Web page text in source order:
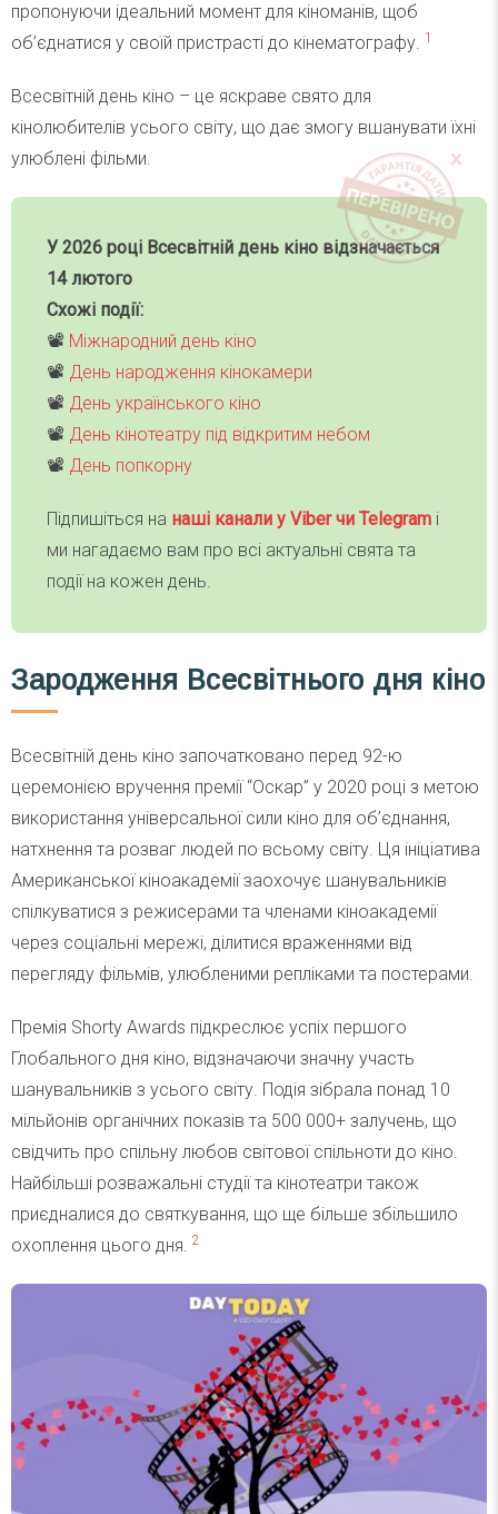
пропонуючи ідеальний момент для кіноманів, щоб
об’єднатися у своїй пристрасті до кінематографу. 1
Всесвітній день кіно – це яскраве свято для
кінолюбителів усього світу, що дає змогу вшанувати їхні
улюблені фільми.
У 2026 році Всесвітній день кіно відзначається
14 лютого
Схожі події:
📽 Міжнародний день кіно
📽 День народження кінокамери
📽 День українського кіно
📽 День кінотеатру під відкритим небом
📽 День попкорну
Підпишіться на наші канали у Viber чи Telegram і
ми нагадаємо вам про всі актуальні свята та
події на кожен день.
Зародження Всесвітнього дня кіно
Всесвітній день кіно започатковано перед 92-ю
церемонією вручення премії “Оскар” у 2020 році з метою
використання універсальної сили кіно для об’єднання,
натхнення та розваг людей по всьому світу. Ця ініціатива
Американської кіноакадемії заохочує шанувальників
спілкуватися з режисерами та членами кіноакадемії
через соціальні мережі, ділитися враженнями від
перегляду фільмів, улюбленими репліками та постерами.
Премія Shorty Awards підкреслює успіх першого
Глобального дня кіно, відзначаючи значну участь
шанувальників з усього світу. Подія зібрала понад 10
мільйонів органічних показів та 500 000+ залучень, що
свідчить про спільну любов світової спільноти до кіно.
Найбільші розважальні студії та кінотеатри також
приєдналися до святкування, що ще більше збільшило
охоплення цього дня. 2